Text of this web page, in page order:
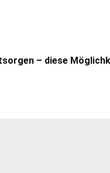
– diese